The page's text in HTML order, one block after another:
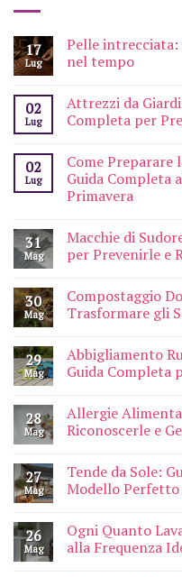
17
Lug
Pelle intrecciata:
nel tempo
02
Lug
Attrezzi da
Completa per
02
Lug
Come Preparare
Guida Completa
Primavera
31
Mag
Macchie di
per Prevenirle e
30
Mag
Compostaggio
Trasformare gli
29
Mag
Abbigliamento
Guida Completa
28
Mag
Allergie
Riconoscerle e
27
Mag
Tende da Sole:
Modello Perfetto
26
Mag
Ogni Quanto
alla Frequenza